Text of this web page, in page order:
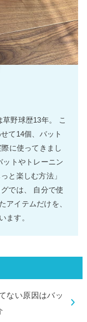
野球歴13年。 こ
て14個、バット
に使ってきまし
ットやトレーニン
と楽しむ方法」
では、 自分で使
アイテムだけを、
ます。
ない原因はバッ